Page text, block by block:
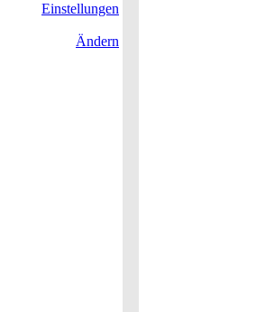
Einstellungen
Ändern